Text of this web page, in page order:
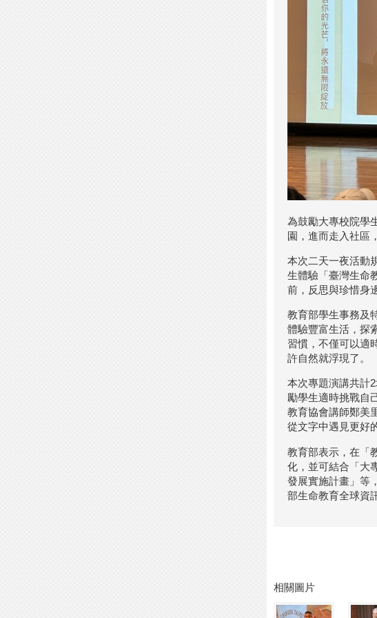
為鼓勵大專校院學
園，進而走入社區
本次二天一夜活動
生體驗「臺灣生命
前，反思與珍惜身
教育部學生事務及
體驗豐富生活，探
習慣，不僅可以適
許自然就浮現了。
本次專題演講共計
勵學生適時挑戰自
教育協會講師鄭美
從文字中遇見更好
教育部表示，在「
化，並可結合「大
發展實施計畫」等
部生命教育全球資
相關圖片